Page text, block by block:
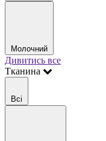
Молочний
Дивитись все
Тканина
Всі